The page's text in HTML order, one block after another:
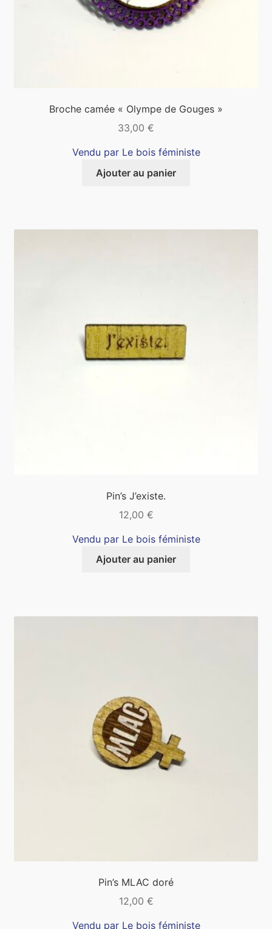
Broche camée « Olympe de Gouges »
33,00 €
Vendu par Le bois féministe
Ajouter au panier
Pin’s J’existe.
12,00 €
Vendu par Le bois féministe
Ajouter au panier
Pin’s MLAC doré
12,00 €
Vendu par Le bois féministe